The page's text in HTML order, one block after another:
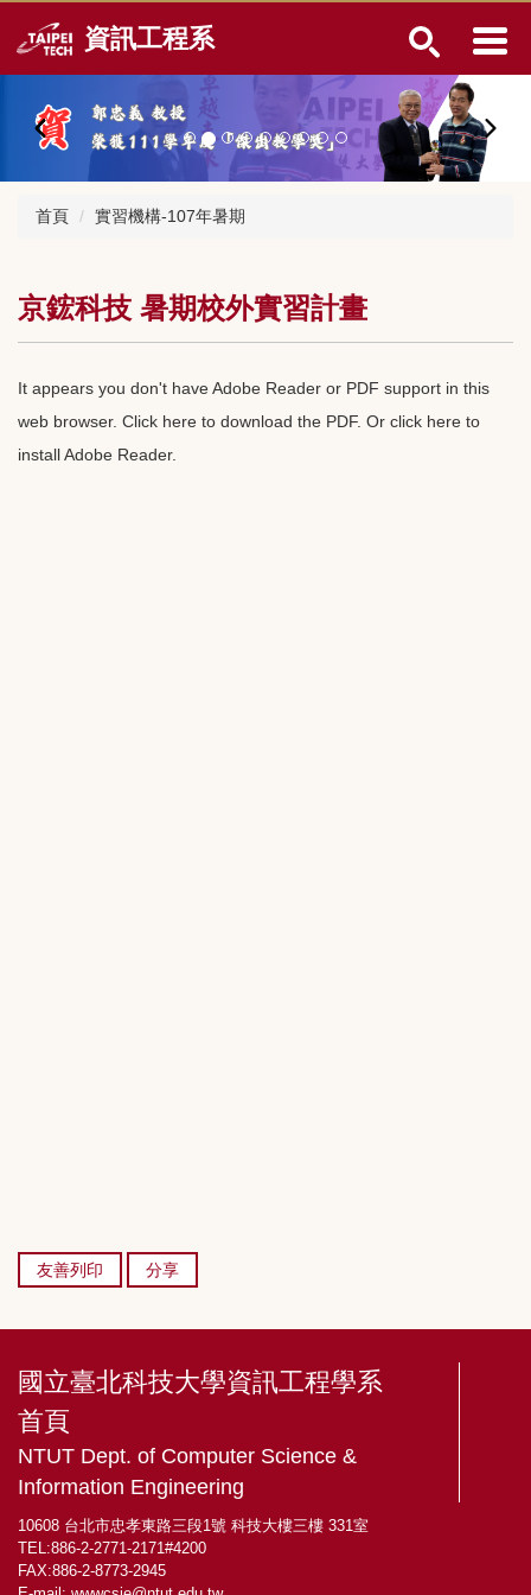
到
資訊工程系
首頁 實習機構-107年暑期
京鋐科技 暑期校外實習計畫
It appears you don't have Adobe Reader or PDF support in this
web browser. Click here to download the PDF. Or click here to
install Adobe Reader.
友善列印 分享
國立臺北科技大學資訊工程學系
首頁
NTUT Dept. of Computer Science &
Information Engineering
10608 台北市忠孝東路三段1號 科技大樓三樓 331室
TEL:886-2-2771-2171#4200
FAX:886-2-8773-2945